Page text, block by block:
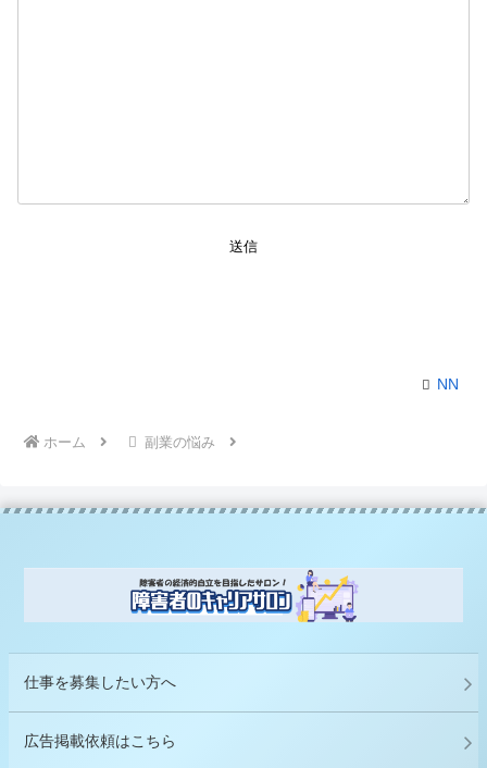
送信
NN
ホーム 副業の悩み
仕事を募集したい方へ
広告掲載依頼はこちら